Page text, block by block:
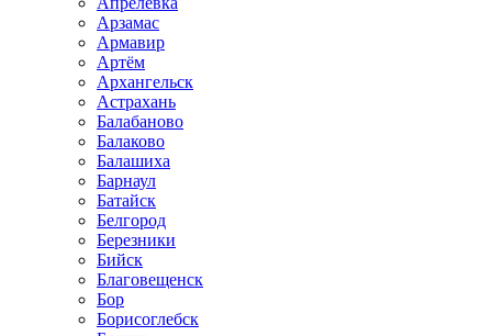
Арзамас
Армавир
Артём
Архангельск
Астрахань
Балабаново
Балаково
Балашиха
Барнаул
Батайск
Белгород
Березники
Бийск
Благовещенск
Бор
Борисоглебск